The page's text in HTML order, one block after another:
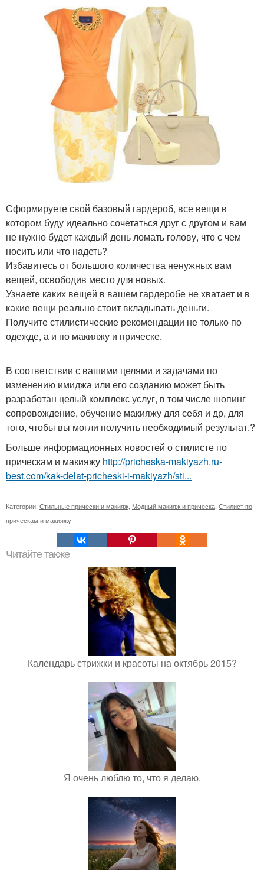
Сформируете свой базовый гардероб, все вещи в
котором буду идеально сочетаться друг с другом и вам
не нужно будет каждый день ломать голову, что с чем
носить или что надеть?
Избавитесь от большого количества ненужных вам
вещей, освободив место для новых.
Узнаете каких вещей в вашем гардеробе не хватает и в
какие вещи реально стоит вкладывать деньги.
Получите стилистические рекомендации не только по
одежде, а и по макияжу и прическе.
В соответствии с вашими целями и задачами по
изменению имиджа или его созданию может быть
разработан целый комплекс услуг, в том числе шопинг
сопровождение, обучение макияжу для себя и др, для
того, чтобы вы могли получить необходимый результат.?
Больше информационных новостей о стилисте по
прическам и макияжу http://pricheska-makiyazh.ru-
best.com/kak-delat-pricheski-i-makiyazh/sti...
Категории: Стильные прически и макияж Модный макияж и прическа Стилист по
прическам и макияжу
Читайте также
Календарь стрижки и красоты на октябрь 2015?
Я очень люблю то, что я делаю.